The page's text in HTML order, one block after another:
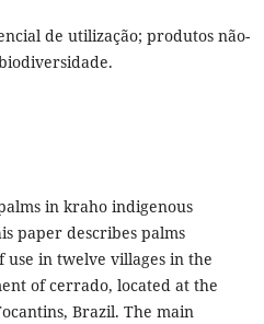
de utilização; produtos não-
in kraho indigenous
paper describes palms
in twelve villages in the
of cerrado, located at the
Brazil. The main